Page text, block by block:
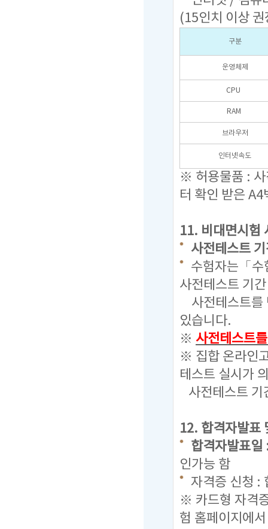
(15인치 이상 권
구분
운영체제
CPU
RAM
브라우저
인터넷속도
※ 허용물품 : 사
터 확인 받은 A4
11. 비대면시험
사전테스트
수험자는「수
사전테스트 기
사전테스트를
있습니다.
※ 사전테스트
※ 집합 온라인
테스트 실시가
사전테스트 기
12. 합격자발표
합격자발표
인가능 함
자격증 신청 :
※ 카드형 자격
험 홈페이지에